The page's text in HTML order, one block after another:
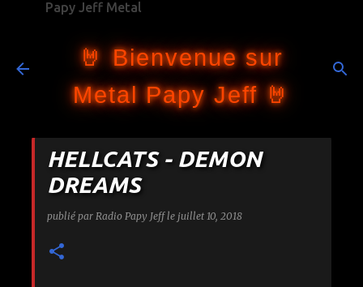
Papy Jeff Metal
🤘 Bienvenue sur
Metal Papy Jeff 🤘
HELLCATS - DEMON
DREAMS
publié par Radio Papy Jeff le juillet 10, 2018